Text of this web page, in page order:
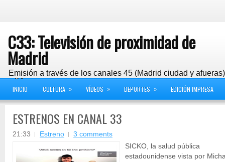
C33: Televisión de proximidad de
Madrid
Emisión a través de los canales 45 (Madrid ciudad y
y 24
INICIO CULTURA » VÍDEOS » DEPORTES » EDICIÓN IMPRESA
ESTRENOS EN CANAL 33
21:33 Estreno
3 comments
SICKO, la salud pública
estadounidense vista por